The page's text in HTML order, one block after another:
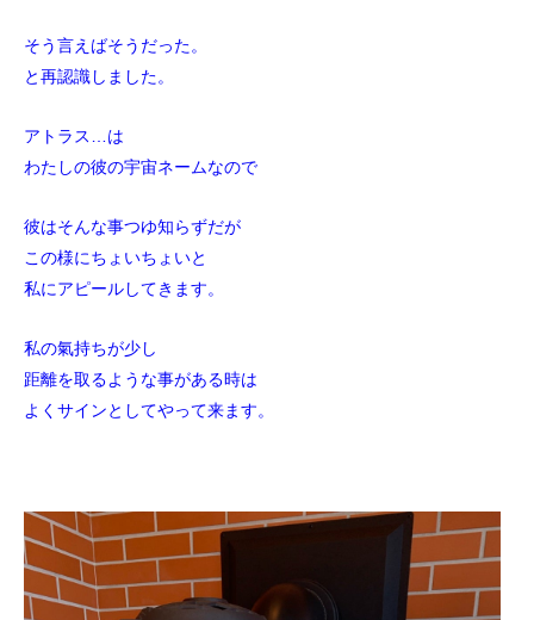
そう言えばそうだった。
と再認識しました。
アトラス…は
わたしの彼の宇宙ネームなので
彼はそんな事つゆ知らずだが
この様にちょいちょいと
私にアピールしてきます。
私の氣持ちが少し
距離を取るような事がある時は
よくサインとしてやって来ます。